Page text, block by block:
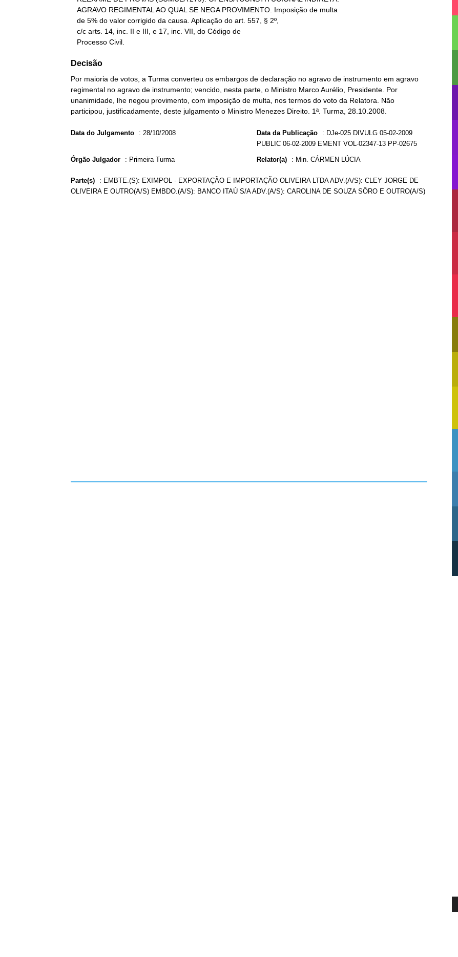
   Processo Civil.
Decisão
Por maioria de votos, a Turma converteu os embargos de declaração no agravo de instrumento em agravo
regimental no agravo de instrumento; vencido, nesta parte, o Ministro Marco Aurélio, Presidente. Por
unanimidade, lhe negou provimento, com imposição de multa, nos termos do voto da Relatora. Não
participou, justificadamente, deste julgamento o Ministro Menezes Direito. 1ª. Turma, 28.10.2008.
Data do Julgamento : 28/10/2008 Data da Publicação : DJe-025 DIVULG 05-02-2009
PUBLIC 06-02-2009 EMENT VOL-02347-13 PP-02675
Órgão Julgador : Primeira Turma Relator(a) : Min. CÁRMEN LÚCIA
Parte(s) : EMBTE.(S): EXIMPOL - EXPORTAÇÃO E IMPORTAÇÃO OLIVEIRA LTDA ADV.(A/S): CLEY JORGE DE
OLIVEIRA E OUTRO(A/S) EMBDO.(A/S): BANCO ITAÚ S/A ADV.(A/S): CAROLINA DE SOUZA SÔRO E OUTRO(A/S)